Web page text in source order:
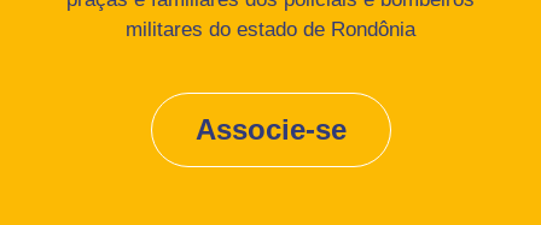
militares do estado de Rondônia
Associe-se